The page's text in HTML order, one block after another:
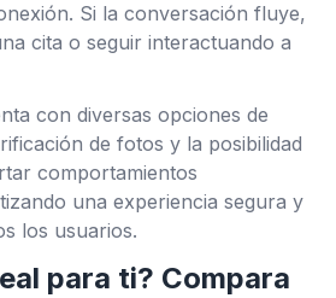
Si la conversación fluye,
cita o seguir interactuando a
con diversas opciones de
de fotos y la posibilidad
comportamientos
una experiencia segura y
los usuarios.
para ti? Compara